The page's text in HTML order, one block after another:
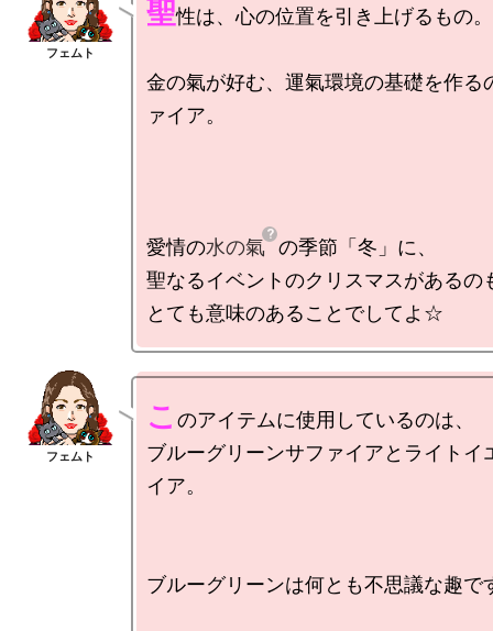
聖性は、心の位置を引き上げるもの。
金の氣が好む、運氣環境の基礎を作る
ァイア。
愛情の水の氣 の季節「冬」に、
聖なるイベントのクリスマスがあるの
こ のアイテムに使用しているのは、
ブルーグリーンサファイアとライトイ
イア。
ブルーグリーンは何とも不思議な趣で